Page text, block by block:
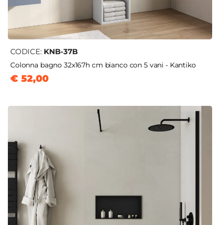
CODICE: KNB-37B
Colonna bagno 32x167h cm bianco con 5 vani - Kantiko
€ 52,00